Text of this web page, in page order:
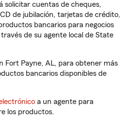
solicitar cuentas de cheques,
de jubilación, tarjetas de crédito,
bancarios para negocios
de su agente local de State
Fort Payne, AL, para obtener más
bancarios disponibles de
a un agente para
los productos.